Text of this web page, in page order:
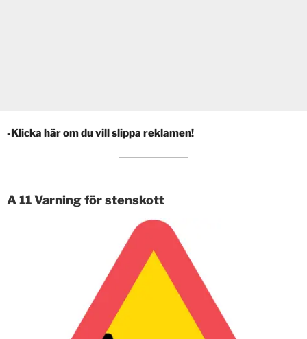
-Klicka här om du vill slippa reklamen!
A 11 Varning för stenskott